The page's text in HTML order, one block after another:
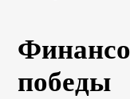
победы